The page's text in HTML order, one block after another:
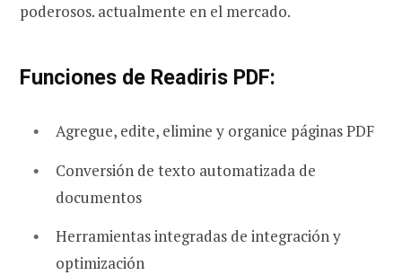
poderosos. actualmente en el mercado.
Funciones de Readiris PDF:
Agregue, edite, elimine y organice páginas PDF
Conversión de texto automatizada de
documentos
Herramientas integradas de integración y
optimización